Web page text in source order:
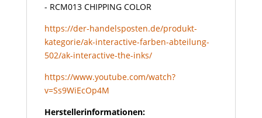
- RCM013 CHIPPING COLOR
https://der-handelsposten.de/produkt-
kategorie/ak-interactive-farben-abteilung-
502/ak-interactive-the-inks/
https://www.youtube.com/watch?
v=Ss9WiEcOp4M
Herstellerinformationen: